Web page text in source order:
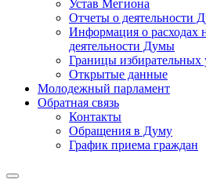
Устав Мегиона
Отчеты о деятельности
Информация о расходах
деятельности Думы
Границы избирательных
Открытые данные
Молодежный парламент
Обратная связь
Контакты
Обращения в Думу
График приема граждан